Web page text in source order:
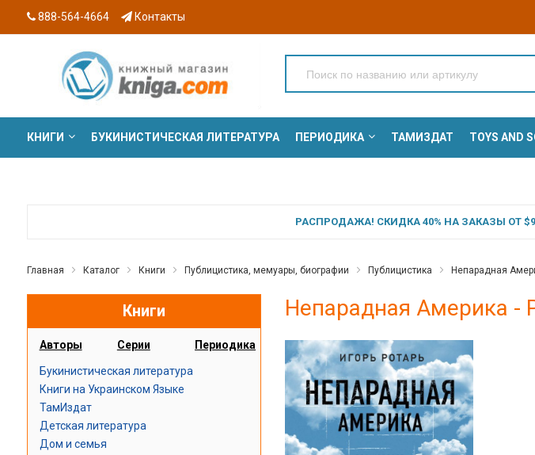
888-564-4664 Контакты
КНИГИ БУКИНИСТИЧЕСКАЯ ЛИТЕРАТУРА ПЕРИОДИКА ТАМИЗДАТ TOYS AND
РАСПРОДАЖА! СКИДКА 40% НА ЗАКАЗЫ ОТ
Главная Каталог Книги Публицистика, мемуары, биографии Публицистика Непарадная
Книги
Авторы Серии Периодика
Букинистическая литература
Книги на Украинском Языке
ТамИздат
Детская литература
Дом и семья
Непарадная Америка -